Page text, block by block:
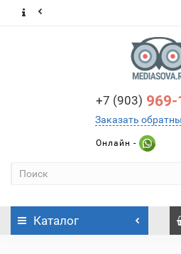
+7 (903) 969-
Заказать
Онлайн -
Каталог